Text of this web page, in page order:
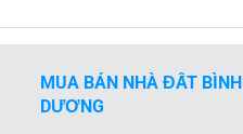
MUA BÁN NHÀ ĐẤT BÌNH
DƯƠNG